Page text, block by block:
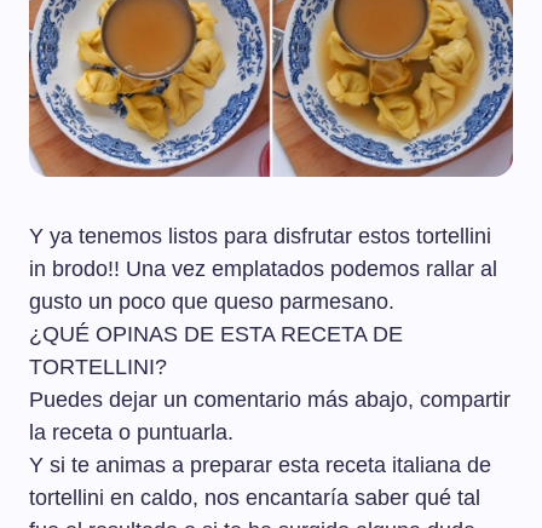
Y ya tenemos listos para disfrutar estos tortellini
in brodo!! Una vez emplatados podemos rallar al
gusto un poco que queso parmesano.
¿QUÉ OPINAS DE ESTA RECETA DE
TORTELLINI?
Puedes dejar un comentario más abajo, compartir
la receta o puntuarla.
Y si te animas a preparar esta receta italiana de
tortellini en caldo, nos encantaría saber qué tal